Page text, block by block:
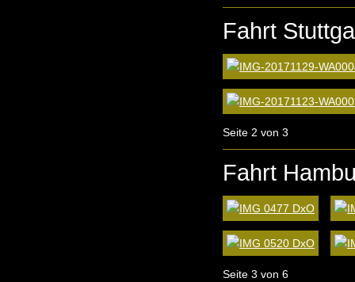
Fahrt
Seite 2 von 3
Fahrt
Seite 3 von 6